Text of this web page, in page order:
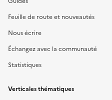
Feuille de route et nouveautés
Nous écrire
Échangez avec la communauté
Statistiques
Verticales thématiques